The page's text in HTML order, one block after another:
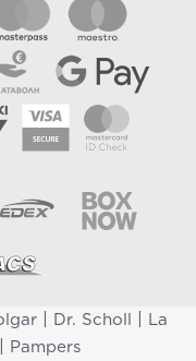
| Dr. Scholl
La
Pampers